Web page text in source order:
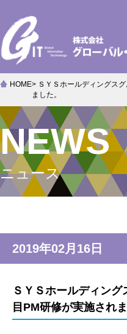
株式会社グローバル・インフォ
HOME> ＳＹＳホールディングス
ました。
NEWS
ニュース
2019年02月16日
ＳＹＳホールディン
目PM研修が実施されま